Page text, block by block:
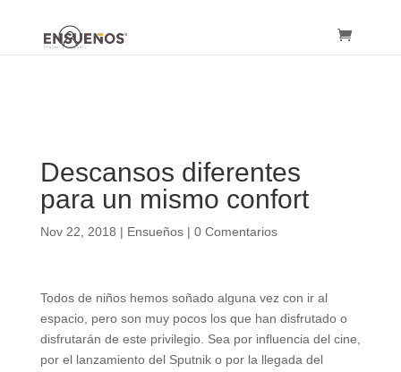
Descansos diferentes
para un mismo confort
Nov 22, 2018 | Ensueños| 0 Comentarios
Todos de niños hemos soñado alguna vez con ir al
espacio, pero son muy pocos los que han disfrutado o
disfrutarán de este privilegio. Sea por influencia del cine,
por el lanzamiento del Sputnik o por la llegada del